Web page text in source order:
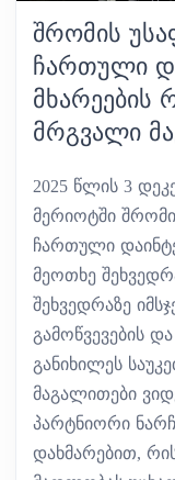
ᲨᲠᲝᲛᲘᲡ
ᲩᲐᲠᲗᲣᲚᲘ
ᲛᲮᲐᲠᲔᲔᲑᲘᲡ
ᲛᲠᲒᲕᲐᲚᲘ
2025 წლის 3
მერიოტში
ჩართული
მეოთხე
შეხვედრაზე
გამოწვევების
განიხილეს
მაგალითები
პარტნიორი
დახმარებით,